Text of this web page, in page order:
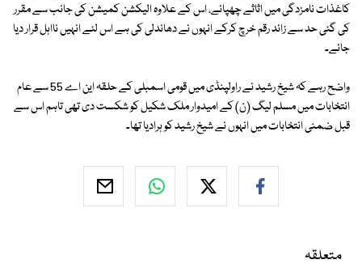
کاغذات نامزدگی میں اثاثے چھپائے، اس کے علاوہ الیکشن کمیشن کی جانب سے مقرر
کی گئی حد سے زائد رقم خرچ کرکے انہوں نے دھاندلی کی ہے اس لئے انہیں نااہل قرار دیا
جائے۔
واضح رہے کہ شیخ رشید نے راولپنڈی میں قومی اسمبلی کے حلقہ این اے 55 سے عام
انتخابات میں مسلم لیگ (ن) کے امیدوار ملک شکیل کو شکست دی تھی تاہم اس سے
قبل ضمنی انتخابات میں انہوں نے شیخ رشید کو ہرادیا تھا۔
متعلقہ